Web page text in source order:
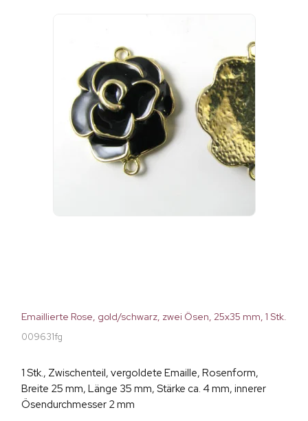
Emaillierte Rose, gold/schwarz, zwei Ösen, 25x35 mm, 1 Stk.
009631fg
1 Stk., Zwischenteil, vergoldete Emaille, Rosenform,
Breite 25 mm, Länge 35 mm, Stärke ca. 4 mm, innerer
Ösendurchmesser 2 mm